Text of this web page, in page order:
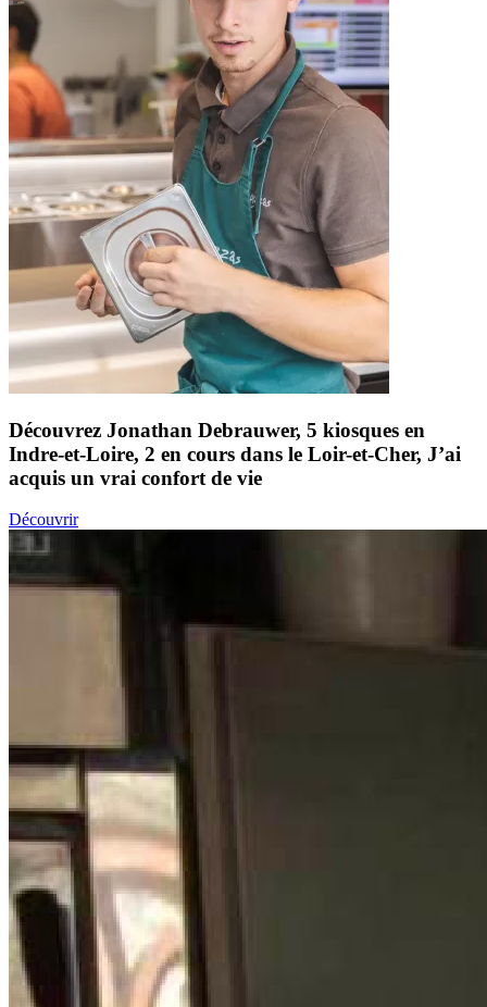
Découvrez Jonathan Debrauwer, 5 kiosques en
Indre-et-Loire, 2 en cours dans le Loir-et-Cher, J’ai
acquis un vrai confort de vie
Découvrir